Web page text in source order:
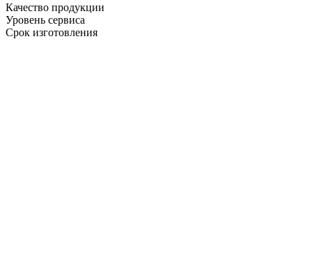
Качество продукции
Уровень сервиса
Срок изготовления